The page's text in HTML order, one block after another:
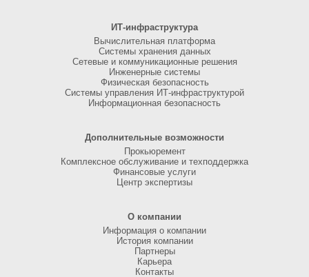
ИТ-инфраструктура
Вычислительная платформа
Системы хранения данных
Сетевые и коммуникационные решения
Инженерные системы
Физическая безопасность
Системы управления ИТ-инфраструктурой
Информационная безопасность
Дополнительные возможности
Прокьюремент
Комплексное обслуживание и техподдержка
Финансовые услуги
Центр экспертизы
О компании
Информация о компании
История компании
Партнеры
Карьера
Контакты